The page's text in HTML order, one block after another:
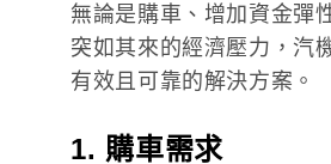
無論是購車、增加資金彈
突如其來的經濟壓力，汽
有效且可靠的解決方案。
1. 購車需求